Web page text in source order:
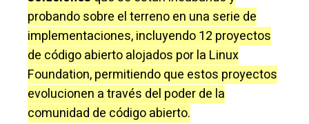
probando sobre el terreno en una serie de
implementaciones, incluyendo 12 proyectos
de código abierto alojados por la Linux
Foundation, permitiendo que estos proyectos
evolucionen a través del poder de la
comunidad de código abierto.